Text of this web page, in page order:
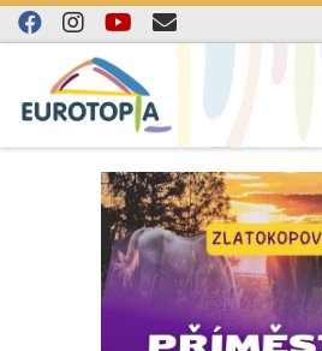
Skip to content